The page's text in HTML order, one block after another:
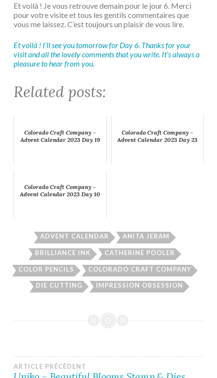
Et voilà ! Je vous retrouve demain pour le jour 6. Merci
pour votre visite et tous les gentils commentaires que
vous me laissez. C’est toujours un plaisir de vous lire.
Et voilà ! I’ll see you tomorrow for Day 6. Thanks for your
visit and all the lovely comments that you write. It’s always a
pleasure to hear from you.
Related posts:
Colorado Craft Company -
Advent Calendar 2023 Day 19
Colorado Craft Company -
Advent Calendar 2023 Day 23
Colorado Craft Company -
Advent Calendar 2023 Day 10
ADVENT CALENDAR ANITA JERAM
BRILLIANCE INK CATHERINE POOLER
COLOR PENCILS COLORADO CRAFT COMPANY
DIE CUTTING IMPRESSION OBSESSION
ARTICLE PRÉCÉDENT